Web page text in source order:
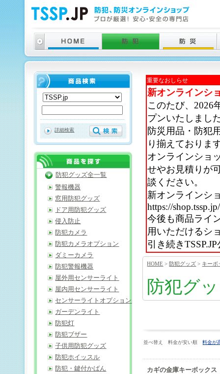
重要なおしらせ
新オンラインシ
このたび、2026
プンいたしまし
防災用品・防犯
り揃えておりま
オンラインショ
せやお見積りが
談ください。
新オンラインシ
https://shop.tssp.jp/
今後も商品ライ
用いただけるシ
引き続き
HOME >防犯グッズ > キーボ
防犯グ
並べ替え 料金が安い順料金が
カギの金庫キーボックス
詳細検索
防犯グッズ全一覧
警報機器
窓用防犯グッズ
ドア用防犯グッズ
侵入防止
防犯カメラ
防犯カメラオプション
ダミーカメラ
防犯警報機器
屋外用センサーライト
屋内用センサーライト
センサーライトオプション
ガーデンライト
防犯灯
防犯ブザー
子供用防犯グッズ
防犯ホイッスル
防犯・鍵付かばん